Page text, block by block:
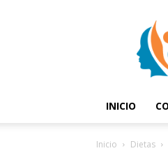
INICIO
Inicio Dietas